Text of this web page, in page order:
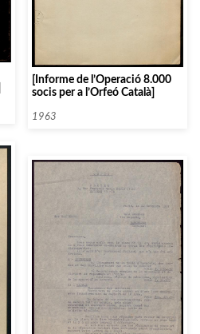
[Informe de l’Operació 8.000
socis per a l’Orfeó Català]
1963